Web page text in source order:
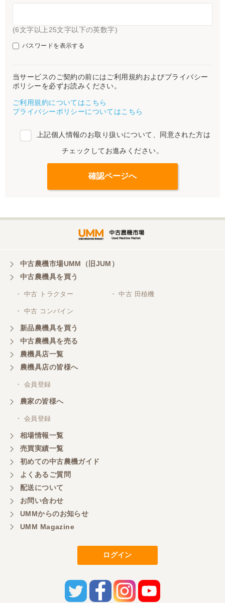
(6文字以上25文字以下の英数字)
パスワードを表示する
当サービスのご契約の前にはご利用規約およびプライバシー
ポリシーを必ずお読みください。
ご利用規約についてはこちら
プライバシーポリシーについてはこちら
上記個人情報のお取り扱いについて、同意された方は
チェックしてお進みください。
中古農機市場UMM（旧JUM）
中古農機具を買う
・ 中古 トラクター ・ 中古 田植機
・ 中古 コンバイン
新品農機具を買う
中古農機具を売る
農機具店一覧
農機具店の皆様へ
・ 会員登録
農家の皆様へ
・ 会員登録
相場情報一覧
売買実績一覧
初めての中古農機ガイド
よくあるご質問
配送について
お問い合わせ
UMMからのお知らせ
UMM Magazine
ログイン